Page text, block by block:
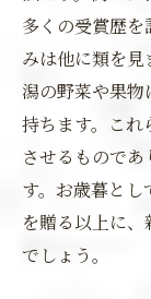
多くの受賞歴
みは他に類を
潟の野菜や果
持ちます。これ
させるもので
す。お歳暮と
を贈る以上に
でしょう。